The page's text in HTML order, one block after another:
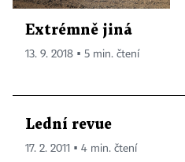
Extrémně jiná
13. 9. 2018 ▪ 5 min. čtení
Lední revue
17. 2. 2011 ▪ 4 min. čtení